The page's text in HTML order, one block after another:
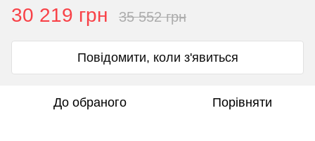
30 219 грн 35 552 грн
Повідомити, коли з'явиться
До обраного Порівняти